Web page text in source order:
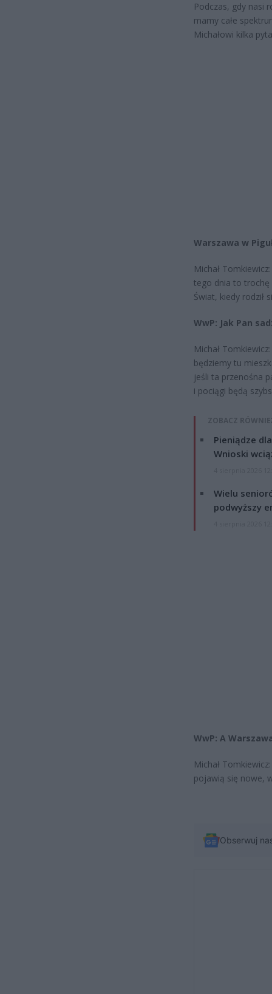
Podczas, gdy nasi
mamy całe
Michałowi kilka
Warszawa w
Michał
tego dnia to trochę
Świat, kiedy rodził
WwP: Jak Pan
Michał
będziemy tu
jeśli ta przenośna
i pociągi będą
ZOBACZ
Pieniądze
Wnioski
Wielu
podwyższy
WwP: A
Michał
pojawią się nowe,
Obserwuj